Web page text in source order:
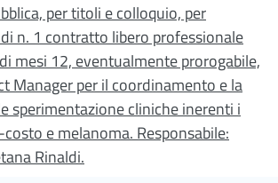
per titoli e colloquio, per
n. 1 contratto libero professionale
mesi 12, eventualmente prorogabile,
Manager per il coordinamento e la
sperimentazione cliniche inerenti i
e melanoma. Responsabile:
Rinaldi.